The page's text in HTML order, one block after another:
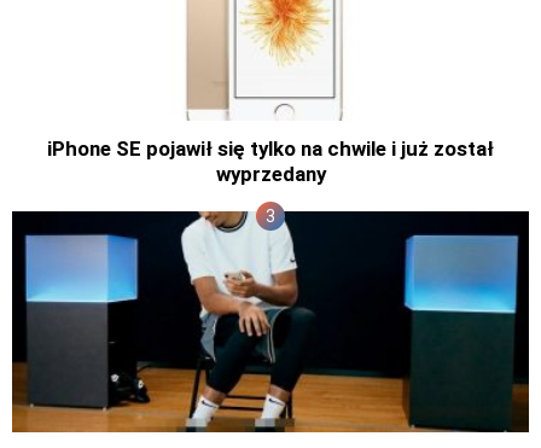
iPhone SE pojawił się tylko na chwile i już został
wyprzedany